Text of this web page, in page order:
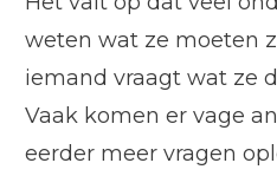
weten wat ze moeten
iemand vraagt wat ze
Vaak komen er vage
eerder meer vragen